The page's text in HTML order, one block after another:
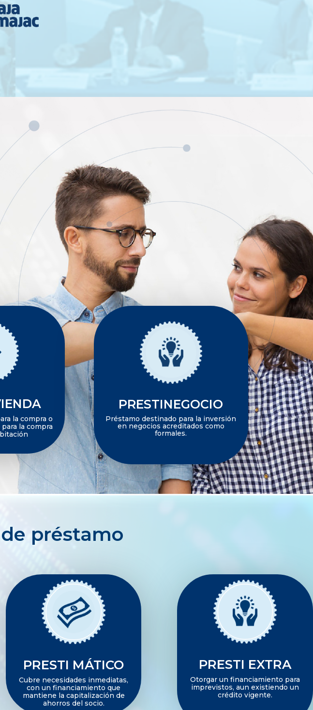
la compra o
la compra
PRESTINEGOCIO
Préstamo destinado para la inversión
en negocios acreditados como
formales.
préstamo
PRESTI MÁTICO
Cubre necesidades inmediatas,
con un financiamiento que
mantiene la capitalización de
ahorros del socio.
PRESTI EXTRA
Otorgar un financiamiento para
imprevistos, aun existiendo un
crédito vigente.